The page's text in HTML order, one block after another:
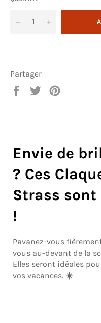
− +
Partager
PartagerTweeter
Envie de
? Ces
Strass
!
Pavanez-vous
vous au-devant de la
Elles seront idéales
vos vacances. ☀️